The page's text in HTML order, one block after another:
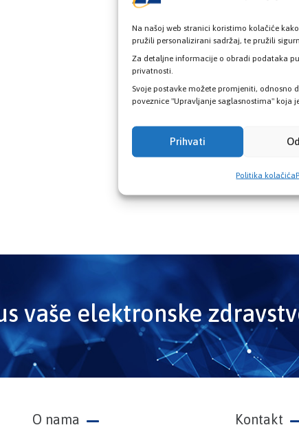
Na našoj web stranici koristimo kolačiće
pružili personalizirani sadržaj, te pružili
Za detaljne informacije o obradi podataka
privatnosti.
Svoje postavke možete promjeniti, odnosno
poveznice "Upravljanje saglasnostima" koja
Prihvati
Politika kolačića
vaše elektronske
O nama Kontakt